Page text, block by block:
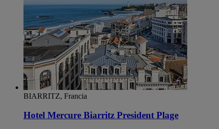
BIARRITZ, Francia
Hotel Mercure Biarritz President Plage